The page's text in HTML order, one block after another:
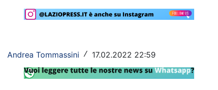
Calciomercato
Rassegna Lazio
Social
Andrea Tommassini / 17.02.2022 22:59